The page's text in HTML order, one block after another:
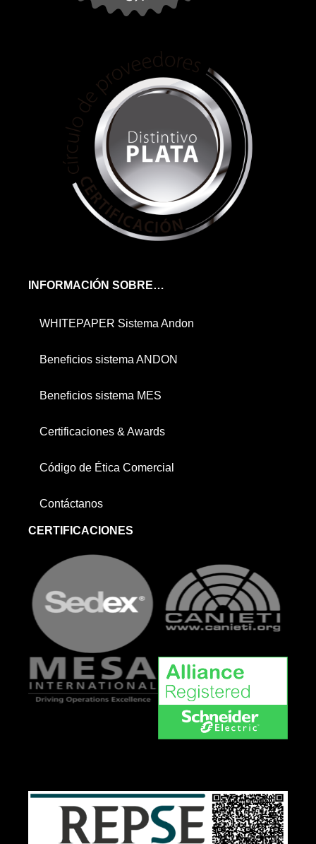
INFORMACIÓN SOBRE…
WHITEPAPER Sistema Andon
Beneficios sistema ANDON
Beneficios sistema MES
Certificaciones & Awards
Código de Ética Comercial
Contáctanos
CERTIFICACIONES